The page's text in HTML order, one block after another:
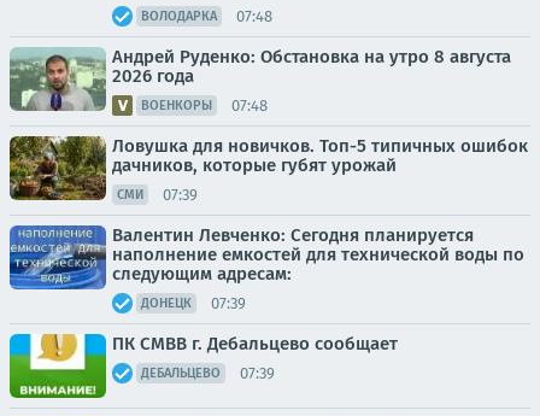
ВОЛОДАРКА 07:48
Андрей Руденко: Обстановка на утро 8 августа
2026 года
ВОЕНКОРЫ 07:48
Ловушка для новичков. Топ-5 типичных ошибок
дачников, которые губят урожай
СМИ 07:39
Валентин Левченко: Сегодня планируется
наполнение емкостей для технической воды по
следующим адресам:
ДОНЕЦК 07:39
ПК СМВВ г. Дебальцево сообщает
ДЕБАЛЬЦЕВО 07:39